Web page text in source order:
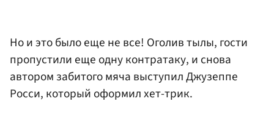
Но и это было еще не все! Оголив тылы, гости
пропустили еще одну контратаку, и снова
автором забитого мяча выступил Джузеппе
Росси, который оформил хет-трик.